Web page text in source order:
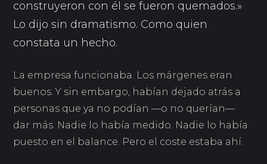
construyeron con él se fueron quemados.»
Lo dijo sin dramatismo. Como quien
constata un hecho.
La empresa funcionaba. Los márgenes eran
buenos. Y sin embargo, habían dejado atrás a
personas que ya no podían —o no querían—
dar más. Nadie lo había medido. Nadie lo había
puesto en el balance. Pero el coste estaba ahí.